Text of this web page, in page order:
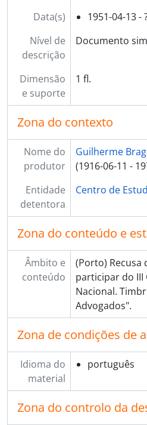
Data(s)
1951-04-13 -
Nível de
descrição
Documento
Dimensão
e suporte
1 fl.
Zona do contexto
Nome do
produtor
Guilherme
(1916-06-11 -
Entidade
detentora
Centro de
Zona do conteúdo e
Âmbito e
conteúdo
(Porto) Recusa
participar do III
Nacional.
Advogados".
Zona de condições de
Idioma do
material
português
Zona do controlo da